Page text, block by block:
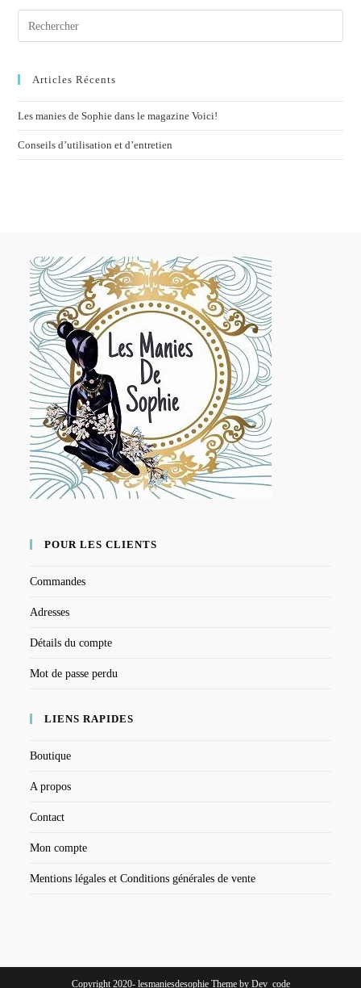
Articles Récents
Les manies de Sophie dans le magazine Voici!
Conseils d’utilisation et d’entretien
POUR LES CLIENTS
Commandes
Adresses
Détails du compte
Mot de passe perdu
LIENS RAPIDES
Boutique
A propos
Contact
Mon compte
Mentions légales et Conditions générales de vente
Copyright 2020- lesmaniesdesophie Theme by Dev_code